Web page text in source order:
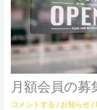
月額会員の
コメントする /お知らせ/